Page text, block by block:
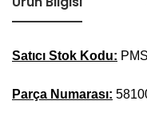
Satıcı Stok Kodu:
Parça Numarası: